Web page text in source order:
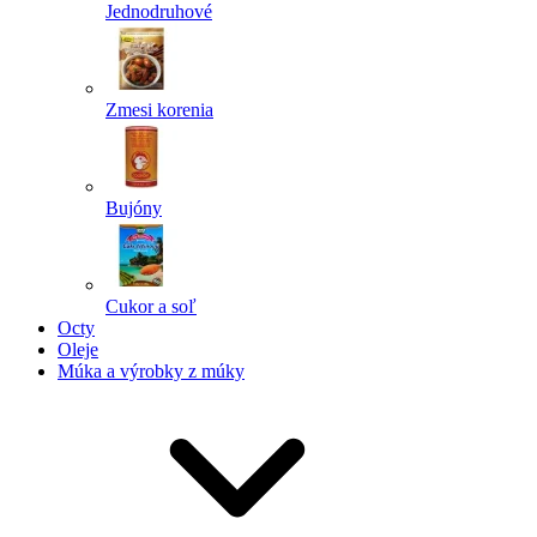
Jednodruhové
Zmesi korenia
Bujóny
Cukor a soľ
Octy
Oleje
Múka a výrobky z múky